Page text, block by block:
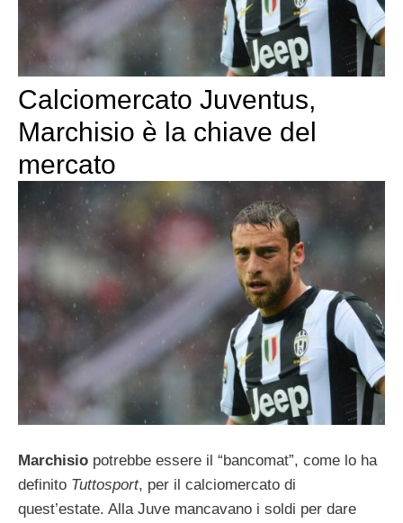
Calciomercato Juventus,
Marchisio è la chiave del
mercato
Marchisio potrebbe essere il “bancomat”, come lo ha
definito Tuttosport, per il calciomercato di
quest’estate. Alla Juve mancavano i soldi per dare